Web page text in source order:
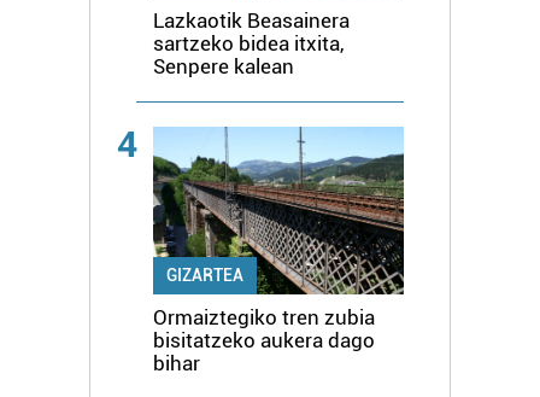
Lazkaotik Beasainera
sartzeko bidea itxita,
Senpere kalean
4
GIZARTEA
Ormaiztegiko tren zubia
bisitatzeko aukera dago
bihar